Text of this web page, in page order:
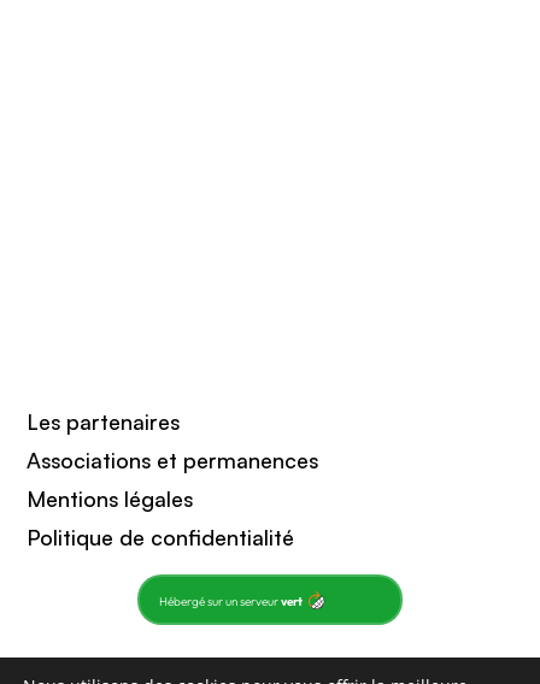
Les partenaires
Associations et permanences
Mentions légales
Politique de confidentialité
Hébergé sur un serveurvert